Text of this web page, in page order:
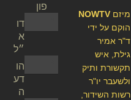
פון
דו
א
״ל
הו
דע
ה
מיזם NOWTV
הוקם על ידי
ד"ר אמיר
גילת, איש
תקשורת ותיק
ולשעבר יו"ר
רשות השידור,